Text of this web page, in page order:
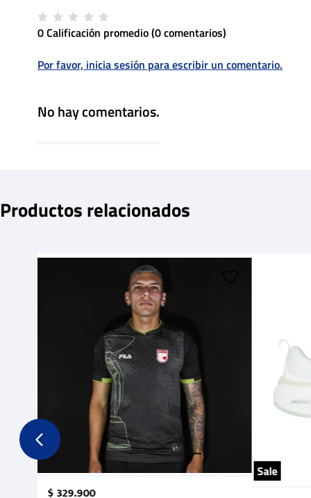
0 Calificación promedio(0 comentarios)
Por favor, inicia sesión para escribir un comentario.
No hay comentarios.
Productos relacionados
$329.900
Sale